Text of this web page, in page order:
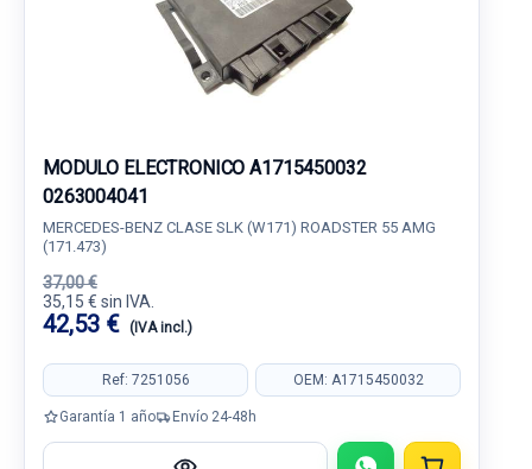
MODULO ELECTRONICO A1715450032
0263004041
MERCEDES-BENZ CLASE SLK (W171) ROADSTER 55 AMG
(171.473)
37,00 €
35,15 € sin IVA.
42,53 € (IVA incl.)
Ref: 7251056 OEM: A1715450032
Garantía 1 año Envío 24-48h